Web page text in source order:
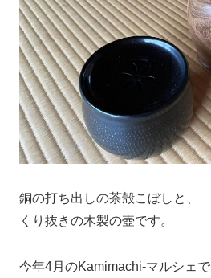
銅の打ち出しの茶殻こぼしと、
くり抜きの木製の壺です。
今年4月のKamimachi-マルシェで